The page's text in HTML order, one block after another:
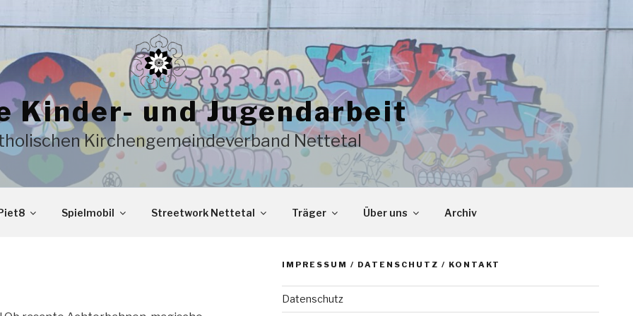
Kinder- und Jugendarbeit
Kirchengemeindeverband Nettetal
Spielmobil Streetwork Nettetal Träger Über uns Archiv
IMPRESSUM / DATENSCHUTZ / KONTAKT
Datenschutz